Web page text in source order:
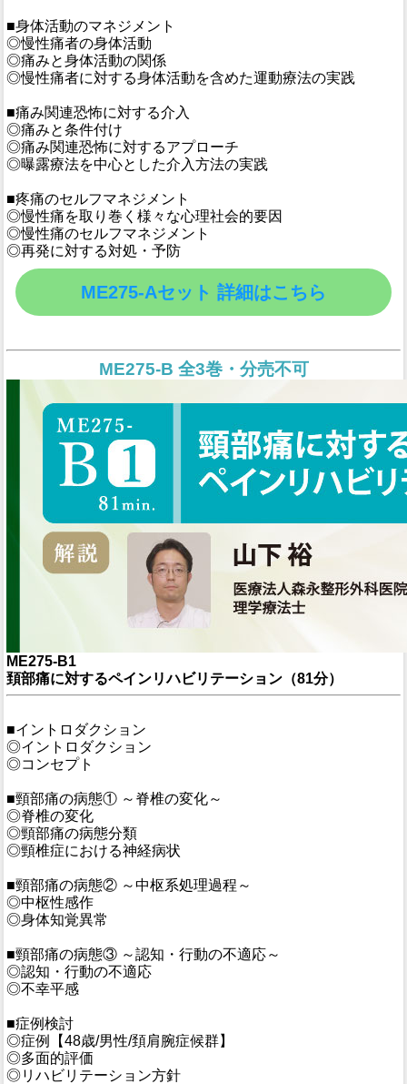
■身体活動のマネジメント
◎慢性痛者の身体活動
◎痛みと身体活動の関係
◎慢性痛者に対する身体活動を含めた運動療法の実践
■痛み関連恐怖に対する介入
◎痛みと条件付け
◎痛み関連恐怖に対するアプローチ
◎曝露療法を中心とした介入方法の実践
■疼痛のセルフマネジメント
◎慢性痛を取り巻く様々な心理社会的要因
◎慢性痛のセルフマネジメント
◎再発に対する対処・予防
ME275-Aセット 詳細はこちら
ME275-B 全3巻・分売不可
ME275-B1
頚部痛に対するペインリハビリテーション（81分）
■イントロダクション
◎イントロダクション
◎コンセプト
■頸部痛の病態① ～脊椎の変化～
◎脊椎の変化
◎頸部痛の病態分類
◎頸椎症における神経病状
■頸部痛の病態② ～中枢系処理過程～
◎中枢性感作
◎身体知覚異常
■頸部痛の病態③ ～認知・行動の不適応～
◎認知・行動の不適応
◎不幸平感
■症例検討
◎症例【48歳/男性/頚肩腕症候群】
◎多面的評価
◎リハビリテーション方針